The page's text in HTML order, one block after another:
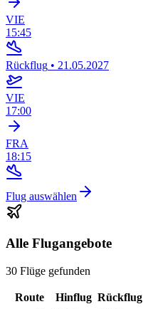
VIE
15:45
Rückflug • 21.05.2027
VIE
17:00
FRA
18:15
Flug auswählen
Alle Flugangebote
30 Flüge gefunden
Route Hinflug Rückflug